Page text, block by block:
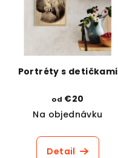
Portréty s detičkami
od €20
Na objednávku
Detail